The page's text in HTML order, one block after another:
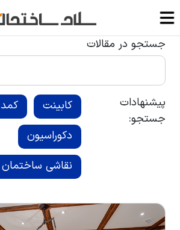
جستجو در مقالات
پیشنهادات
جستجو:
کابینت کمد
دکوراسیون
نقاشی ساختمان